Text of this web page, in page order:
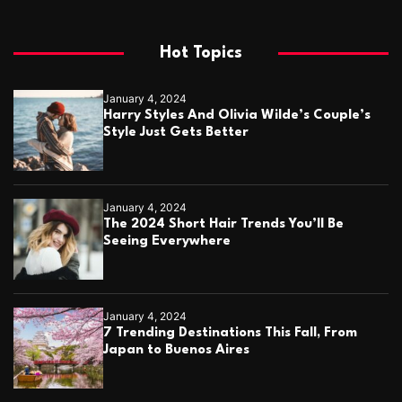
Hot Topics
January 4, 2024
Harry Styles And Olivia Wilde’s Couple’s
Style Just Gets Better
January 4, 2024
The 2024 Short Hair Trends You’ll Be
Seeing Everywhere
January 4, 2024
7 Trending Destinations This Fall, From
Japan to Buenos Aires